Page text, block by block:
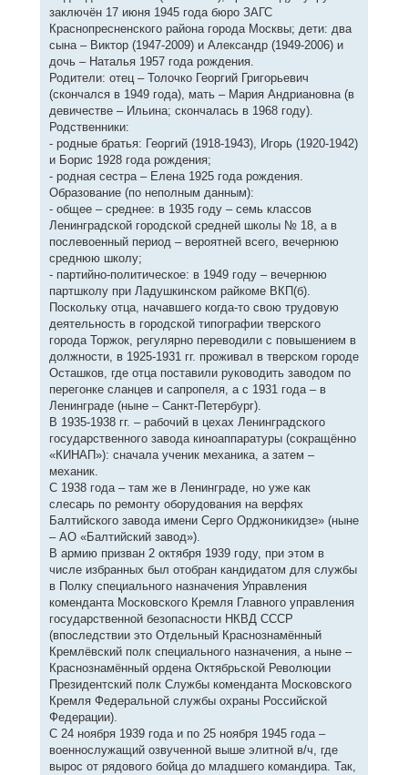
заключён 17 июня 1945 года бюро ЗАГС
Краснопресненского района города Москвы; дети: два
сына – Виктор (1947-2009) и Александр (1949-2006) и
дочь – Наталья 1957 года рождения.
Родители: отец – Толочко Георгий Григорьевич
(скончался в 1949 года), мать – Мария Андриановна (в
девичестве – Ильина; скончалась в 1968 году).
Родственники:
- родные братья: Георгий (1918-1943), Игорь (1920-1942)
и Борис 1928 года рождения;
- родная сестра – Елена 1925 года рождения.
Образование (по неполным данным):
- общее – среднее: в 1935 году – семь классов
Ленинградской городской средней школы № 18, а в
послевоенный период – вероятней всего, вечернюю
среднюю школу;
- партийно-политическое: в 1949 году – вечернюю
партшколу при Ладушкинском райкоме ВКП(б).
Поскольку отца, начавшего когда-то свою трудовую
деятельность в городской типографии тверского
города Торжок, регулярно переводили с повышением в
должности, в 1925-1931 гг. проживал в тверском городе
Осташков, где отца поставили руководить заводом по
перегонке сланцев и сапропеля, а с 1931 года – в
Ленинграде (ныне – Санкт-Петербург).
В 1935-1938 гг. – рабочий в цехах Ленинградского
государственного завода киноаппаратуры (сокращённо
«КИНАП»): сначала ученик механика, а затем –
механик.
С 1938 года – там же в Ленинграде, но уже как
слесарь по ремонту оборудования на верфях
Балтийского завода имени Серго Орджоникидзе» (ныне
– АО «Балтийский завод»).
В армию призван 2 октября 1939 году, при этом в
числе избранных был отобран кандидатом для службы
в Полку специального назначения Управления
коменданта Московского Кремля Главного управления
государственной безопасности НКВД СССР
(впоследствии это Отдельный Краснознамённый
Кремлёвский полк специального назначения, а ныне –
Краснознамённый ордена Октябрьской Революции
Президентский полк Службы коменданта Московского
Кремля Федеральной службы охраны Российской
Федерации).
С 24 ноября 1939 года и по 25 ноября 1945 года –
военнослужащий озвученной выше элитной в/ч, где
вырос от рядового бойца до младшего командира. Так,